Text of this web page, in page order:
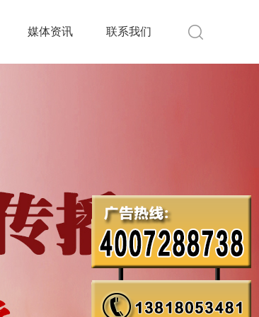
媒体资讯 联系我们